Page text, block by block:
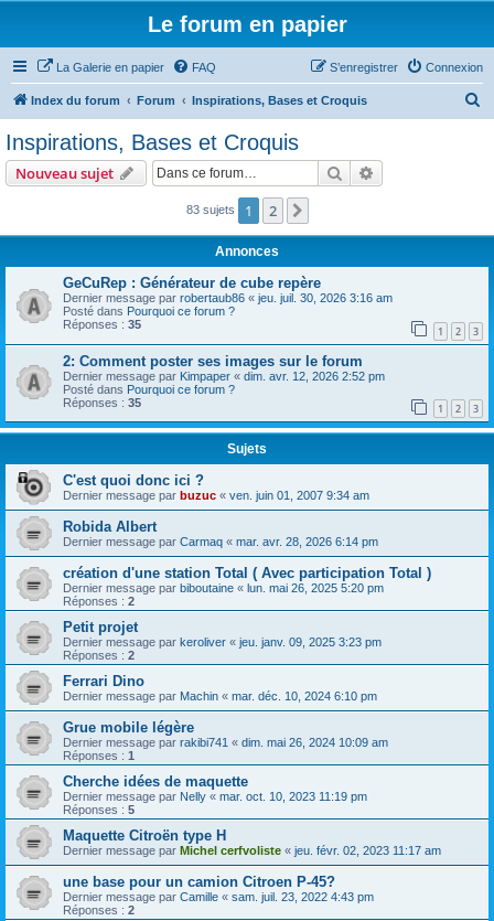
Le forum en papier
La Galerie en papier FAQ Connexion
S’enregistrer
Index du forum Forum Inspirations, Bases et Croquis
r
Inspirations, Bases et Croquis
Nouveau sujet Rechercher
83 sujets 1 2
Annonces
GeCuRep : Générateur de cube repère
Dernier message par robertaub86 « jeu. juil. 30, 2026 3:16 am
Posté dans Pourquoi ce forum ?
Réponses : 35 1 2 3
2: Comment poster ses images sur le forum
Dernier message par Kimpaper « dim. avr. 12, 2026 2:52 pm
Posté dans Pourquoi ce forum ?
Réponses : 35 1 2 3
Sujets
C'est quoi donc ici ?
Dernier message par buzuc « ven. juin 01, 2007 9:34 am
Robida Albert
Dernier message par Carmaq « mar. avr. 28, 2026 6:14 pm
création d'une station Total ( Avec participation Total )
Dernier message par biboutaine « lun. mai 26, 2025 5:20 pm
Réponses : 2
Petit projet
Dernier message par keroliver « jeu. janv. 09, 2025 3:23 pm
Réponses : 2
Ferrari Dino
Dernier message par Machin « mar. déc. 10, 2024 6:10 pm
Grue mobile légère
Dernier message par rakibi741 « dim. mai 26, 2024 10:09 am
Réponses : 1
Cherche idées de maquette
Dernier message par Nelly « mar. oct. 10, 2023 11:19 pm
Réponses : 5
Maquette Citroën type H
Dernier message par Michel cerfvoliste « jeu. févr. 02, 2023 11:17 am
une base pour un camion Citroen P-45?
Dernier message par Camille « sam. juil. 23, 2022 4:43 pm
Réponses : 2